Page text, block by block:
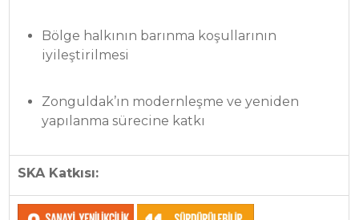
Bölge halkının barınma koşullarının
iyileştirilmesi
Zonguldak’ın modernleşme ve yeniden
yapılanma sürecine katkı
SKA Katkısı: